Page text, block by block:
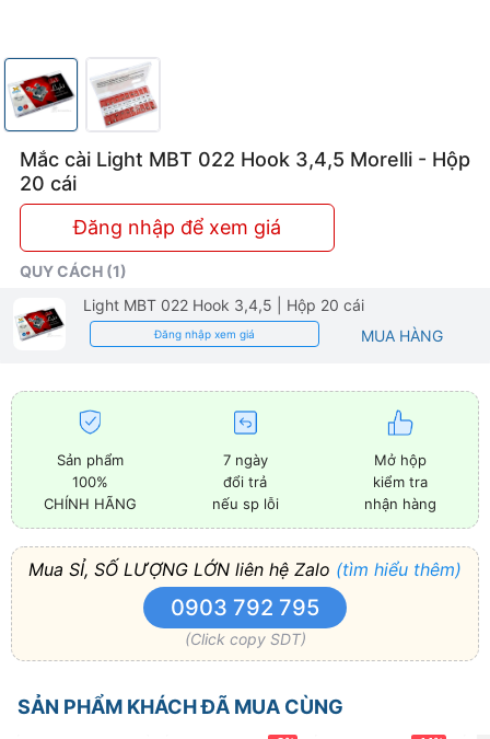
Mắc cài Light MBT 022 Hook 3,4,5 Morelli - Hộp
20 cái
Đăng nhập để xem giá
QUY CÁCH (1)
Light MBT 022 Hook 3,4,5
| Hộp 20 cái
Đăng nhập xem giá MUA HÀNG
Sản phẩm
100%
CHÍNH HÃNG
7 ngày
đổi trả
nếu sp lỗi
Mở hộp
kiểm tra
nhận hàng
Mua SỈ, SỐ LƯỢNG LỚN liên hệ Zalo (tìm hiểu thêm)
0903 792 795
(Click copy SDT)
SẢN PHẨM KHÁCH ĐÃ MUA CÙNG